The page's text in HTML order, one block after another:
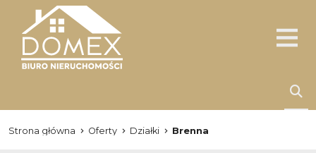
Strona główna Oferty Działki Brenna